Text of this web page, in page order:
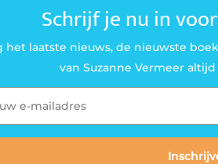
Schrijf je nu in
het laatste nieuws, de nieuwste
van Suzanne Vermeer